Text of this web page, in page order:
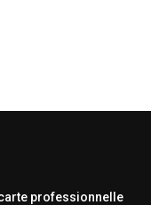
professionnelle